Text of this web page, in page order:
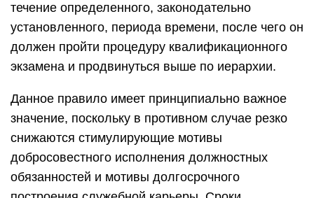
течение определенного, законодательно
установленного, периода времени, после чего он
должен пройти процедуру квалификационного
экзамена и продвинуться выше по иерархии.
Данное правило имеет принципиально важное
значение, поскольку в противном случае резко
снижаются стимулирующие мотивы
добросовестного исполнения должностных
обязанностей и мотивы долгосрочного